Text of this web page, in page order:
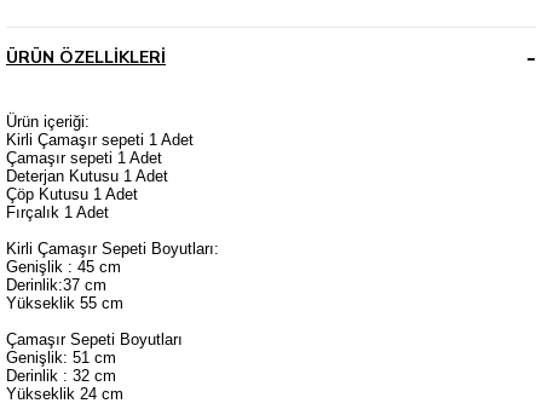
ÜRÜN ÖZELLIKLERI
Ürün içeriği:
Kirli Çamaşır sepeti 1 Adet
Çamaşır sepeti 1 Adet
Deterjan Kutusu 1 Adet
Çöp Kutusu 1 Adet
Fırçalık 1 Adet
Kirli Çamaşır Sepeti Boyutları:
Genişlik : 45 cm
Derinlik:37 cm
Yükseklik 55 cm
Çamaşır Sepeti Boyutları
Genişlik: 51 cm
Derinlik : 32 cm
Yükseklik 24 cm